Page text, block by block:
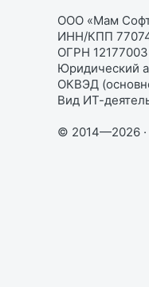
ООО «Мам
ИНН/КПП
ОГРН
Юридический
ОКВЭД
Вид ИТ-
© 2014—2026 ·